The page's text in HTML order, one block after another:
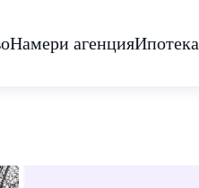
Намери агенцияИпотека